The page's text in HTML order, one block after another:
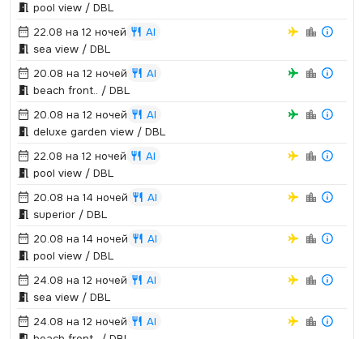
pool view / DBL
22.08 на 12 ночей
AI
sea view / DBL
20.08 на 12 ночей
AI
beach front.­.­ / DBL
20.08 на 12 ночей
AI
deluxe garden view / DBL
22.08 на 12 ночей
AI
pool view / DBL
20.08 на 14 ночей
AI
superior / DBL
20.08 на 14 ночей
AI
pool view / DBL
24.08 на 12 ночей
AI
sea view / DBL
24.08 на 12 ночей
AI